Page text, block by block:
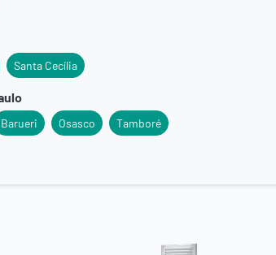
Santa Cecília
Barueri Osasco Tamboré